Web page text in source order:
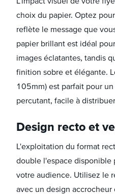
choix du papier. Optez
reflète le message que
papier brillant est idéal
images éclatantes, tandis
finition sobre et élégante.
105mm) est parfait pour
percutant, facile à
Design recto et
L'exploitation du format
double l'espace disponible
votre audience. Utilisez le
avec un design accrocheur